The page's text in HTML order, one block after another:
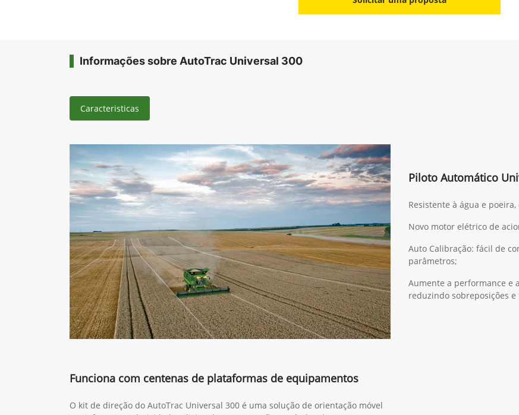
Informações sobre AutoTrac Universal 300
Caracteristicas
Piloto Automático
Resistente à água e
Novo motor elétrico de
Auto Calibração: fácil de
parâmetros;
Aumente a performance e
reduzindo sobreposições e
Funciona com centenas de plataformas de equipamentos
O kit de direção do AutoTrac Universal 300 é uma solução de orientação móvel